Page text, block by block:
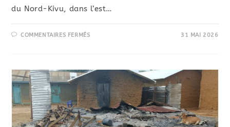
du Nord-Kivu, dans l’est…
COMMENTAIRES FERMÉS 31 MAI 2026